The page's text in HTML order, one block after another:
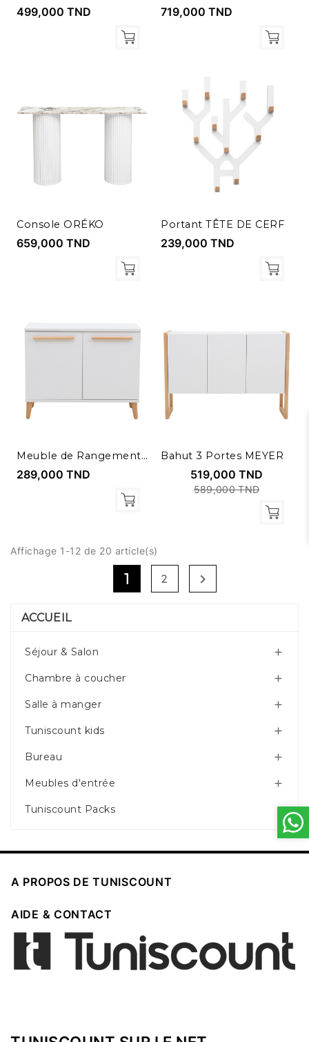
499,000 TND 719,000 TND
Console ORÉKO
659,000 TND
Portant TÊTE DE CERF
239,000 TND
Meuble de Rangement ATYLIA
289,000 TND
Bahut 3 Portes MEYER
519,000 TND
589,000 TND
Affichage 1-12 de 20 article(s)
1 2 
ACCUEIL
Séjour & Salon 
Chambre à coucher 
Salle à manger 
Tuniscount kids 
Bureau 
Meubles d'entrée 
Tuniscount Packs
A PROPOS DE TUNISCOUNT
AIDE & CONTACT